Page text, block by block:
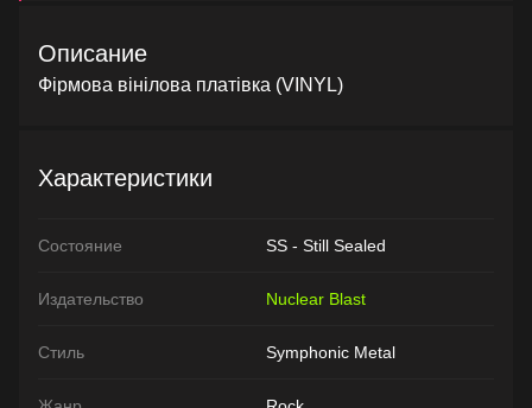
Описание
Фірмова вінілова платівка (VINYL)
Характеристики
Состояние SS - Still Sealed
Издательство Nuclear Blast
Стиль Symphonic Metal